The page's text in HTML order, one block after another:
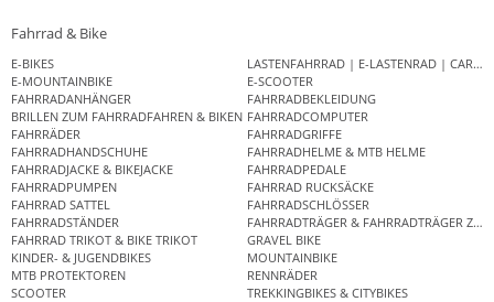
Fahrrad & Bike
E-BIKES
LASTENFAHRRAD | E-LASTENRAD |
E-MOUNTAINBIKE
E-SCOOTER
FAHRRADANHÄNGER
FAHRRADBEKLEIDUNG
BRILLEN ZUM FAHRRADFAHREN & BIKEN FAHRRADCOMPUTER
FAHRRÄDER
FAHRRADGRIFFE
FAHRRADHANDSCHUHE
FAHRRADHELME & MTB HELME
FAHRRADJACKE & BIKEJACKE
FAHRRADPEDALE
FAHRRADPUMPEN
FAHRRAD RUCKSÄCKE
FAHRRAD SATTEL
FAHRRADSCHLÖSSER
FAHRRADSTÄNDER
FAHRRADTRÄGER & FAHRRADTRÄGER
FAHRRAD TRIKOT & BIKE TRIKOT
GRAVEL BIKE
KINDER- & JUGENDBIKES
MOUNTAINBIKE
MTB PROTEKTOREN
RENNRÄDER
SCOOTER
TREKKINGBIKES & CITYBIKES